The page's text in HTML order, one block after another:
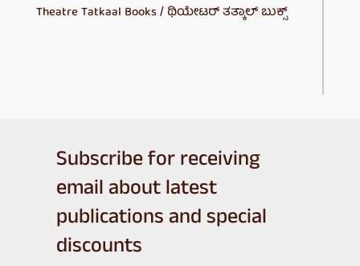
Theatre Tatkaal Books / ಥಿಯೇಟರ್ ತತ್ಕಾಲ್ ಬುಕ್ಸ್
Subscribe for receiving
email about latest
publications and special
discounts